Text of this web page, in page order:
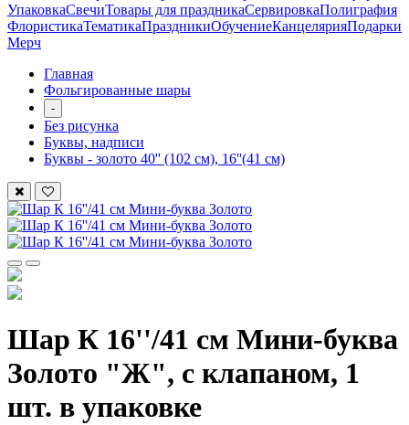
УпаковкаСвечиТовары для праздникаСервировкаПолиграфия
ФлористикаТематикаПраздникиОбучениеКанцелярияПодарки
Мерч
Главная
Фольгированные шары
-
Без рисунка
Буквы, надписи
Буквы - золото 40'' (102 см), 16''(41 см)
Шар К 16''/41 см Мини-буква
Золото "Ж", с клапаном, 1
шт. в упаковке